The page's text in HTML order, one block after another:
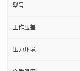
型号
工作压差
压力环境